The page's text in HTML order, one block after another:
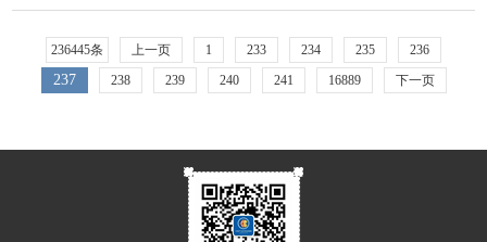
236445条 上一页 1 233 234 235 236
237 238 239 240 241 16889 下一页